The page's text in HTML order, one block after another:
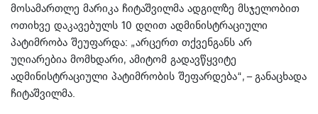
მოსამართლე მარიკა ჩიტაშვილმა ადგილზე მსჯელობით
ოთიხვე დაკავებულს 10 დღით ადმინისტრაციული
პატიმრობა შეუფარდა: „არცერთ თქვენგანს არ
უღიარებია მომხდარი, ამიტომ გადავწყვიტე
ადმინისტრაციული პატიმრობის შეფარდება“, – განაცხადა
ჩიტაშვილმა.